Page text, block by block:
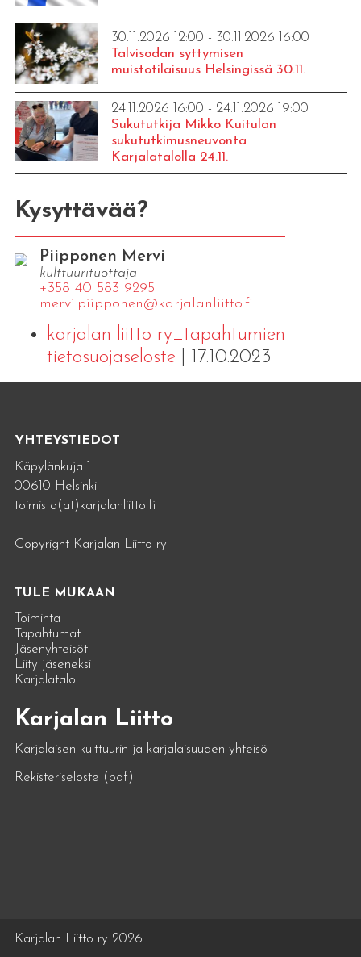
30.11.2026 12:00 - 30.11.2026 16:00
Talvisodan syttymisen
muistotilaisuus Helsingissä 30.11.
24.11.2026 16:00 - 24.11.2026 19:00
Sukututkija Mikko Kuitulan
sukututkimusneuvonta
Karjalatalolla 24.11.
Kysyttävää?
Piipponen Mervi
kulttuurituottaja
+358 40 583 9295
mervi.​piipponen@​kar​jala​nlii​tto.​fi
karjalan-liitto-ry_tapahtumien-
tietosuojaseloste| 17.10.2023
YHTEYSTIEDOT
Käpylänkuja 1
00610 Helsinki
toimisto(at)karjalanliitto.fi
Copyright Karjalan Liitto ry
TULE MUKAAN
Toiminta
Tapahtumat
Jäsenyhteisöt
Liity jäseneksi
Karjalatalo
Karjalan Liitto
Karjalaisen kulttuurin ja karjalaisuuden yhteisö
Rekisteriseloste (pdf)
Karjalan Liitto ry 2026